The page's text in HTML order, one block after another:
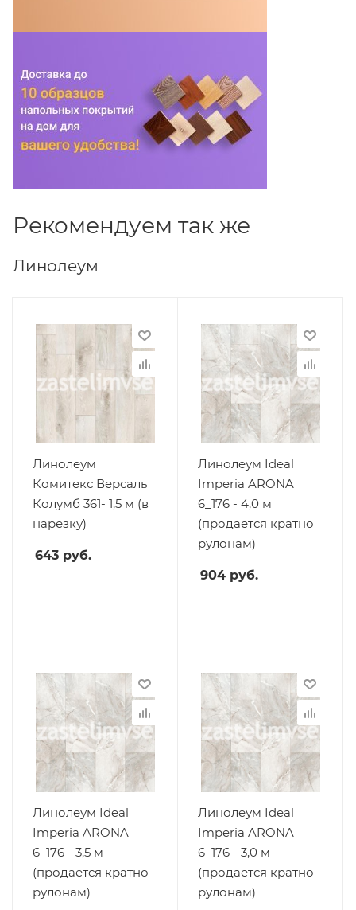
Рекомендуем так же
Линолеум
Линолеум
Комитекс Версаль
Колумб 361- 1,5 м (в
нарезку)
643 руб.
Линолеум Ideal
Imperia ARONA
6_176 - 4,0 м
(продается кратно
рулонам)
904 руб.
Линолеум Ideal
Imperia ARONA
6_176 - 3,5 м
(продается кратно
рулонам)
Линолеум Ideal
Imperia ARONA
6_176 - 3,0 м
(продается кратно
рулонам)